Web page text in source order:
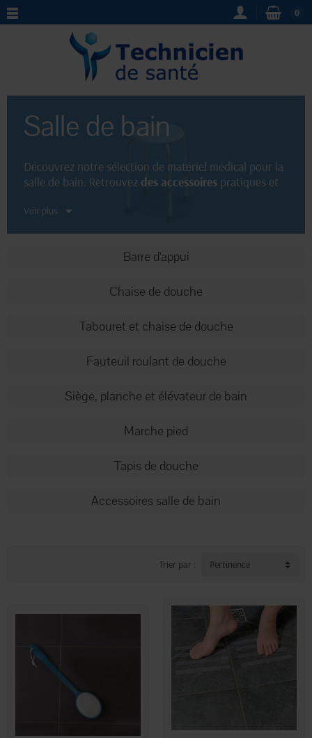
0
Salle de bain
Découvrez notre sélection de matériel médical pour la
salle de bain. Retrouvez des accessoires pratiques et
d'appui, sièges de douche, tapis anti-dérapants, etc.
Voir plus
Barre d'appui
Chaise de douche
Tabouret et chaise de douche
Fauteuil roulant de douche
Siège, planche et élévateur de bain
Marche pied
Tapis de douche
Accessoires salle de bain
Trier par : Pertinence